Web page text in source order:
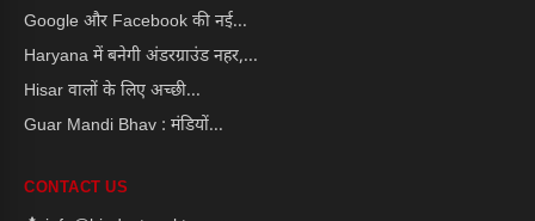
Google और Facebook की नई...
Haryana में बनेगी अंडरग्राउंड नहर,...
Hisar वालों के लिए अच्छी...
Guar Mandi Bhav : मंडियों...
CONTACT US